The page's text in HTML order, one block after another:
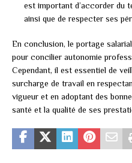
est important d’accorder du
ainsi que de respecter ses
En conclusion, le portage
pour concilier autonomie
Cependant, il est essentiel de
surcharge de travail en
vigueur et en adoptant des
santé et la qualité de ses